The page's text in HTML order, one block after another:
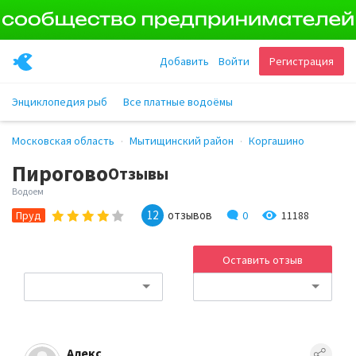
Регистрация
Войти
Добавить
Энциклопедия рыб Все платные водоёмы
Московская область Мытищинский район Коргашино
ПироговоОтзывы
Водоем
Пруд 12 отзывов 0 11188
Оставить отзыв
Алекс